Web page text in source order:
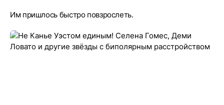
Им пришлось быстро повзрослеть.